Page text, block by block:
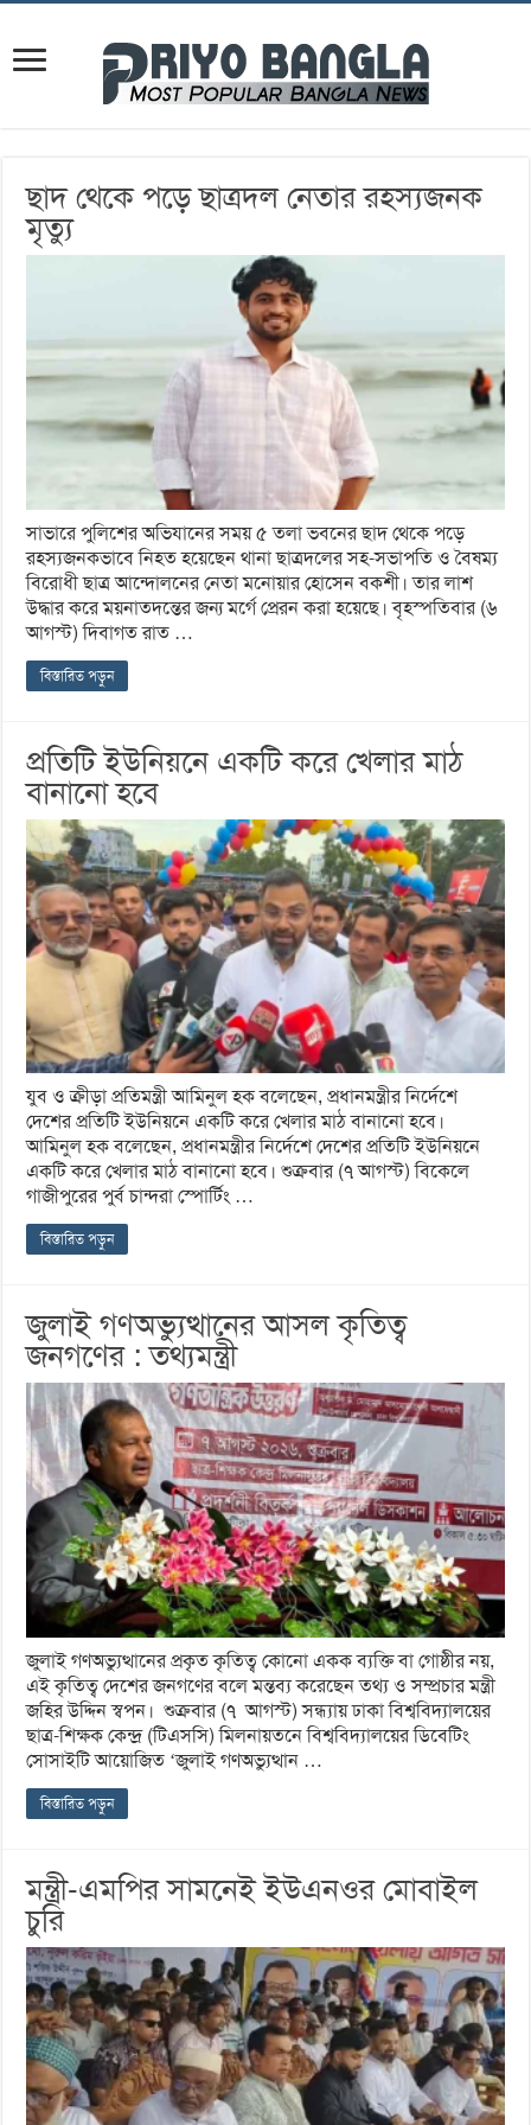
ছাদ থেকে পড়ে ছাত্রদল নেতার রহস্যজনক
মৃত্যু
সাভারে পুলিশের অভিযানের সময় ৫ তলা ভবনের ছাদ থেকে পড়ে
রহস্যজনকভাবে নিহত হয়েছেন থানা ছাত্রদলের সহ-সভাপতি ও বৈষম্য
বিরোধী ছাত্র আন্দোলনের নেতা মনোয়ার হোসেন বকশী। তার লাশ
উদ্ধার করে ময়নাতদন্তের জন্য মর্গে প্রেরন করা হয়েছে। বৃহস্পতিবার (৬
আগস্ট) দিবাগত রাত …
বিস্তারিত পড়ুন
প্রতিটি ইউনিয়নে একটি করে খেলার মাঠ
বানানো হবে
যুব ও ক্রীড়া প্রতিমন্ত্রী আমিনুল হক বলেছেন, প্রধানমন্ত্রীর নির্দেশে
দেশের প্রতিটি ইউনিয়নে একটি করে খেলার মাঠ বানানো হবে।
আমিনুল হক বলেছেন, প্রধানমন্ত্রীর নির্দেশে দেশের প্রতিটি ইউনিয়নে
একটি করে খেলার মাঠ বানানো হবে। শুক্রবার (৭ আগস্ট) বিকেলে
গাজীপুরের পুর্ব চান্দরা স্পোর্টিং …
বিস্তারিত পড়ুন
জুলাই গণঅভ্যুত্থানের আসল কৃতিত্ব
জনগণের : তথ্যমন্ত্রী
জুলাই গণঅভ্যুত্থানের প্রকৃত কৃতিত্ব কোনো একক ব্যক্তি বা গোষ্ঠীর নয়,
এই কৃতিত্ব দেশের জনগণের বলে মন্তব্য করেছেন তথ্য ও সম্প্রচার মন্ত্রী
জহির উদ্দিন স্বপন। শুক্রবার (৭ আগস্ট) সন্ধ্যায় ঢাকা বিশ্ববিদ্যালয়ের
ছাত্র-শিক্ষক কেন্দ্র (টিএসসি) মিলনায়তনে বিশ্ববিদ্যালয়ের ডিবেটিং
সোসাইটি আয়োজিত ‘জুলাই গণঅভ্যুত্থান …
বিস্তারিত পড়ুন
মন্ত্রী-এমপির সামনেই ইউএনওর মোবাইল
চুরি